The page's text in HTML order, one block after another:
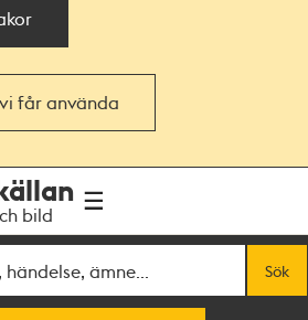
får använda
bild
Sök